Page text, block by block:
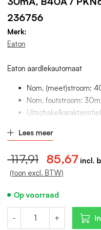
236756
Merk:
Eaton
85,67
117,91
(toon excl. BTW)
- +
Op voorraad
Eaton aardlekautomaat
Nom. (meet)stroom:
Nom. foutstroom:
Breedte in module-
Lees meer